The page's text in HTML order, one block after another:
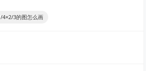
4×2/3的图怎么画